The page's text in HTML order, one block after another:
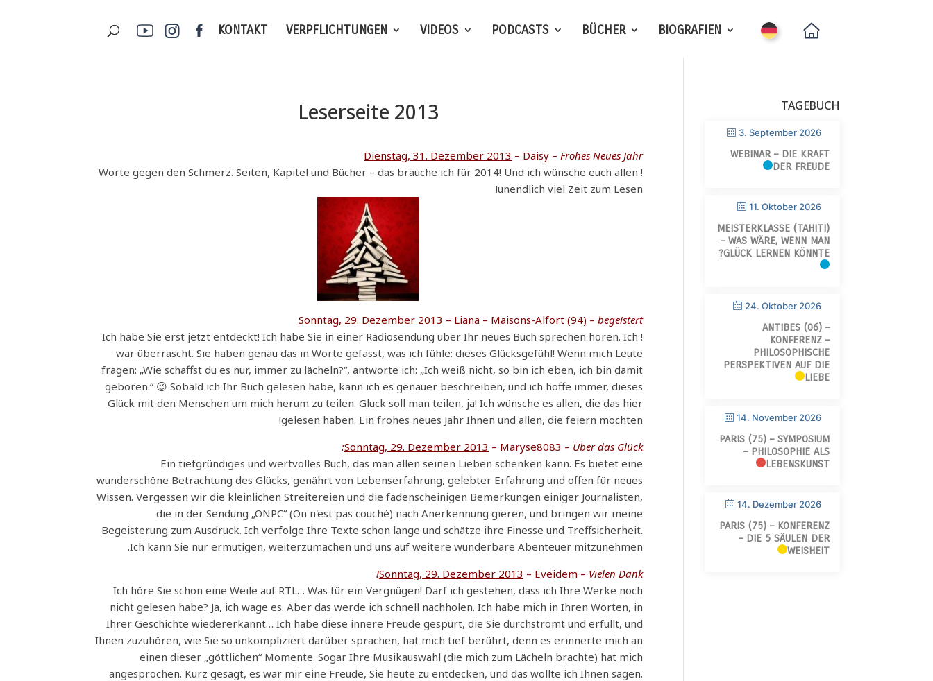
BIOGRAFIEN
BÜCHER
PODCASTS
VIDEOS
VERPFLICHTUNGEN
KONTAKT
Leserseite 2013
Dienstag, 31. Dezember 2013 – Daisy –Frohes Neues Jahr
! Worte gegen den Schmerz. Seiten, Kapitel und Bücher – das brauche ich für 2014! Und ich wünsche euch allen
unendlich viel Zeit zum Lesen!
Sonntag, 29. Dezember 2013 – Liana – Maisons-Alfort (94) – begeistert
! Ich habe Sie erst jetzt entdeckt! Ich habe Sie in einer Radiosendung über Ihr neues Buch sprechen hören. Ich
war überrascht. Sie haben genau das in Worte gefasst, was ich fühle: dieses Glücksgefühl! Wenn mich Leute
fragen: „Wie schaffst du es nur, immer zu lächeln?“, antworte ich: „Ich weiß nicht, so bin ich eben, ich bin damit
geboren.“ 😉 Sobald ich Ihr Buch gelesen habe, kann ich es genauer beschreiben, und ich hoffe immer, dieses
Glück mit den Menschen um mich herum zu teilen. Glück soll man teilen, ja! Ich wünsche es allen, die das hier
gelesen haben. Ein frohes neues Jahr Ihnen und allen, die feiern möchten!
Sonntag, 29. Dezember 2013 – Maryse8083 – Über das Glück:
Ein tiefgründiges und wertvolles Buch, das man allen seinen Lieben schenken kann. Es bietet eine
wunderschöne Betrachtung des Glücks, genährt von Lebenserfahrung, gelebter Erfahrung und offen für neues
Wissen. Vergessen wir die kleinlichen Streitereien und die fadenscheinigen Bemerkungen einiger Journalisten,
die in der Sendung „ONPC“ (On n'est pas couché) nach Anerkennung gieren, und bringen wir meine
Begeisterung zum Ausdruck. Ich verfolge Ihre Texte schon lange und schätze ihre Finesse und Treffsicherheit.
Ich kann Sie nur ermutigen, weiterzumachen und uns auf weitere wunderbare Abenteuer mitzunehmen.
Sonntag, 29. Dezember 2013 – Eveidem – Vielen Dank!
Ich höre Sie schon eine Weile auf RTL… Was für ein Vergnügen! Darf ich gestehen, dass ich Ihre Werke noch
nicht gelesen habe? Ja, ich wage es. Aber das werde ich schnell nachholen. Ich habe mich in Ihren Worten, in
Ihrer Geschichte wiedererkannt… Ich habe diese innere Freude gespürt, die Sie durchströmt und erfüllt, und
Ihnen zuzuhören, wie Sie so unkompliziert darüber sprachen, hat mich tief berührt, denn es erinnerte mich an
einen dieser „göttlichen“ Momente. Sogar Ihre Musikauswahl (die mich zum Lächeln brachte) hat mich
angesprochen. Kurz gesagt, es war mir eine Freude, Sie heute zu entdecken, und das wollte ich Ihnen sagen.
TAGEBUCH
3. September 2026
WEBINAR – DIE KRAFT
DER FREUDE
11. Oktober 2026
MEISTERKLASSE (TAHITI)
– WAS WÄRE, WENN MAN
GLÜCK LERNEN KÖNNTE?
24. Oktober 2026
ANTIBES (06) –
KONFERENZ –
PHILOSOPHISCHE
PERSPEKTIVEN AUF DIE
LIEBE
14. November 2026
PARIS (75) – SYMPOSIUM
– PHILOSOPHIE ALS
LEBENSKUNST
14. Dezember 2026
PARIS (75) – KONFERENZ
– DIE 5 SÄULEN DER
WEISHEIT